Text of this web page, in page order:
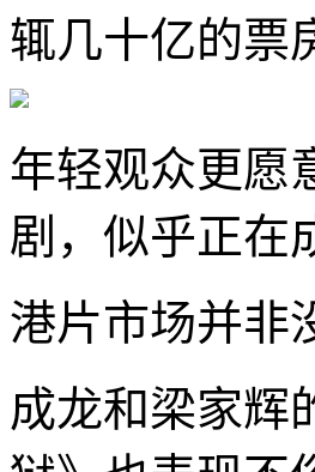
辄几十亿的票
年轻观众更愿
剧，似乎正在
港片市场并非
成龙和梁家辉